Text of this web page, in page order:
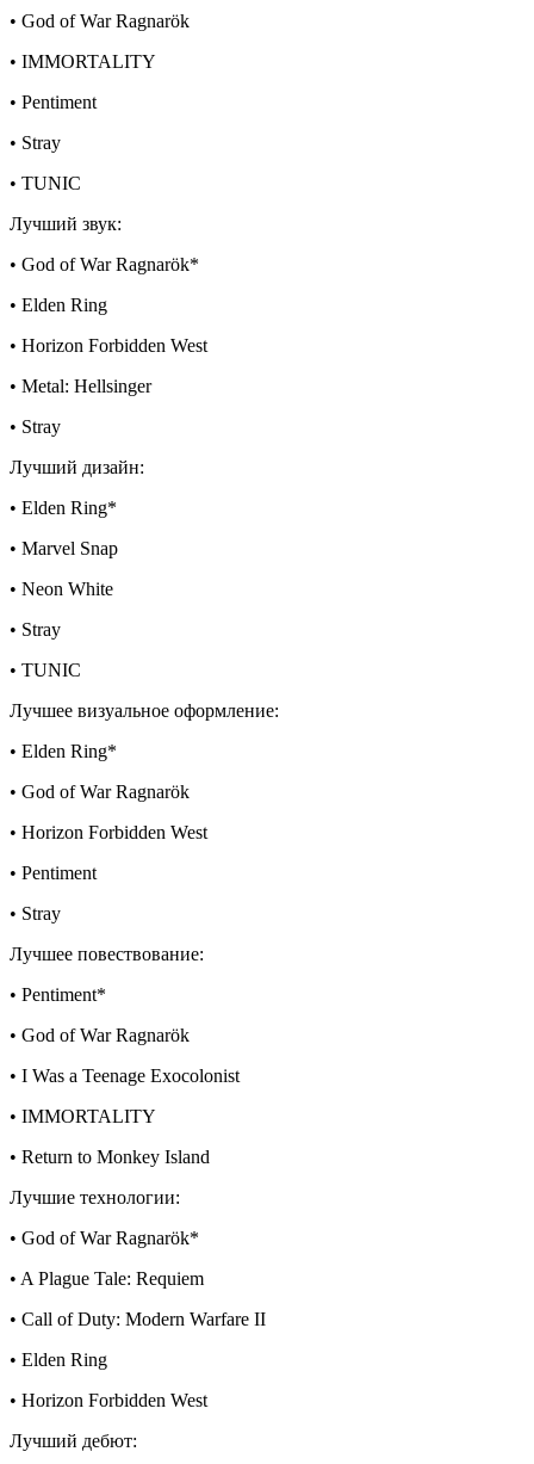
• God of War Ragnarök
• IMMORTALITY
• Pentiment
• Stray
• TUNIC
Лучший звук:
• God of War Ragnarök*
• Elden Ring
• Horizon Forbidden West
• Metal: Hellsinger
• Stray
Лучший дизайн:
• Elden Ring*
• Marvel Snap
• Neon White
• Stray
• TUNIC
Лучшее визуальное оформление:
• Elden Ring*
• God of War Ragnarök
• Horizon Forbidden West
• Pentiment
• Stray
Лучшее повествование:
• Pentiment*
• God of War Ragnarök
• I Was a Teenage Exocolonist
• IMMORTALITY
• Return to Monkey Island
Лучшие технологии:
• God of War Ragnarök*
• A Plague Tale: Requiem
• Call of Duty: Modern Warfare II
• Elden Ring
• Horizon Forbidden West
Лучший дебют: